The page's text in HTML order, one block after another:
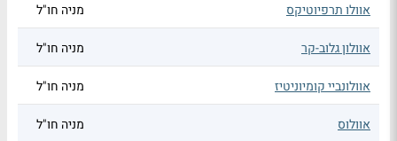
אוולו תרפיוטיקס מניה חו"ל
אוולון גלוב-קר מניה חו"ל
אוולונביי קומיוניטיז מניה חו"ל
אוולוס מניה חו"ל